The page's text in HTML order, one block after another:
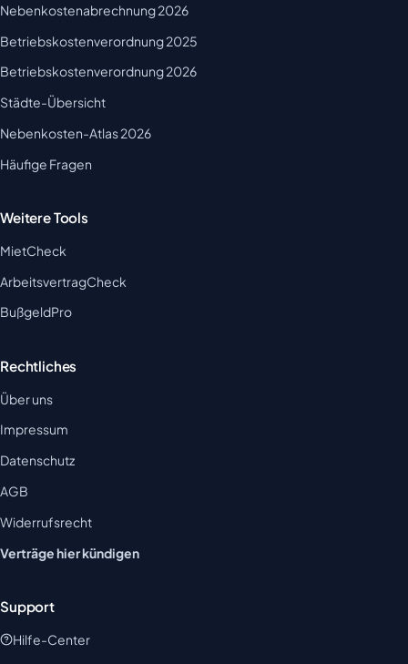
Nebenkostenabrechnung 2026
Betriebskostenverordnung 2025
Betriebskostenverordnung 2026
Städte-Übersicht
Nebenkosten-Atlas 2026
Häufige Fragen
Weitere Tools
MietCheck
ArbeitsvertragCheck
BußgeldPro
Rechtliches
Über uns
Impressum
Datenschutz
AGB
Widerrufsrecht
Verträge hier kündigen
Support
Hilfe-Center